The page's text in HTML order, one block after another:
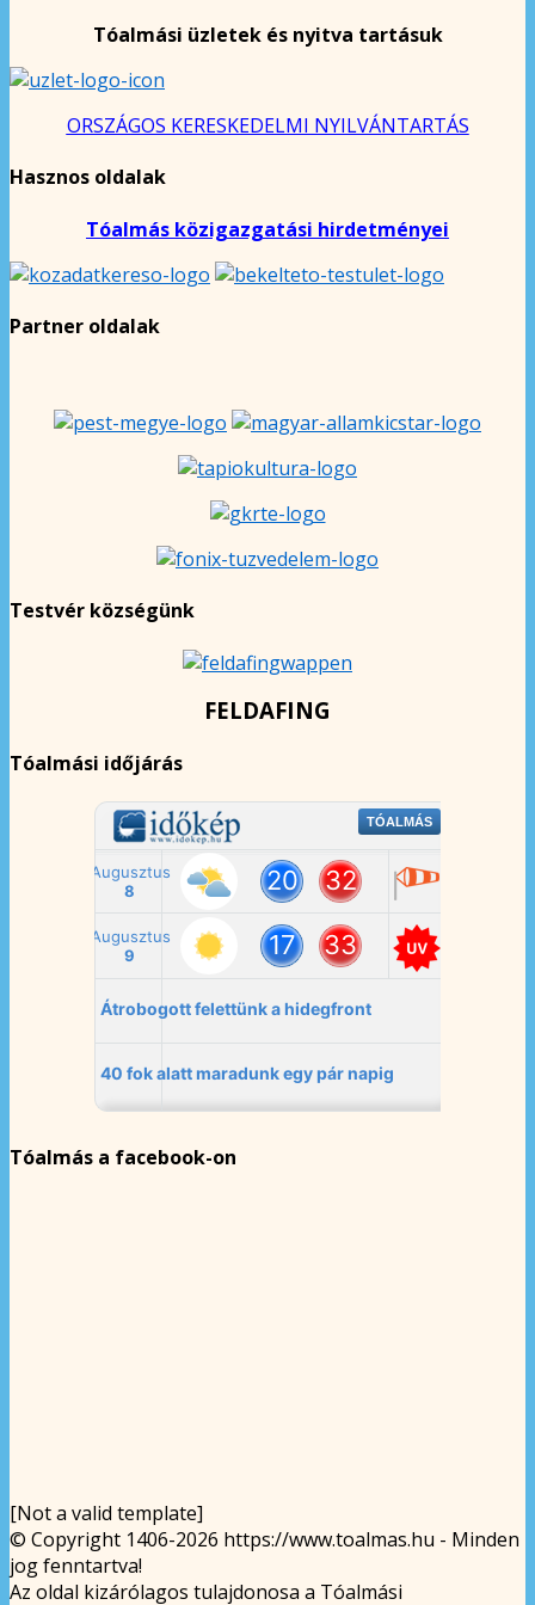
Tóalmási üzletek és nyitva tartásuk
ORSZÁGOS KERESKEDELMI NYILVÁNTARTÁS
Hasznos oldalak
Tóalmás közigazgatási hirdetményei
Partner oldalak
Testvér községünk
FELDAFING
Tóalmási időjárás
Tóalmás a facebook-on
[Not a valid template]
© Copyright 1406-2026 https://www.toalmas.hu - Minden
jog fenntartva!
Az oldal kizárólagos tulajdonosa a Tóalmási